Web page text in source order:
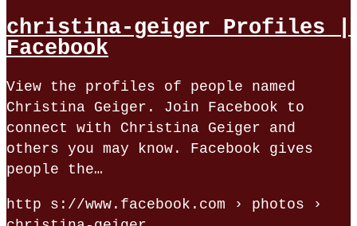
christina-geiger Profiles |
Facebook
View the profiles of people named
Christina Geiger. Join Facebook to
connect with Christina Geiger and
others you may know. Facebook gives
people the…
http s://www.facebook.com › photos ›